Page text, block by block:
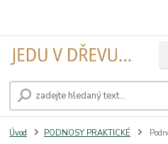
Úvod PODNOSY PRAKTICKÉ